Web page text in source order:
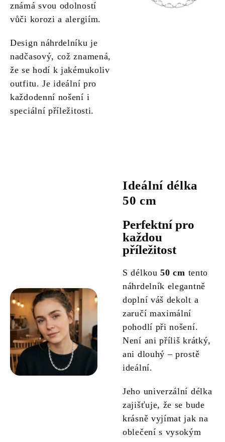
známá svou odolností
vůči korozi a alergiím.
Design náhrdelníku je
nadčasový, což znamená,
že se hodí k jakémukoliv
outfitu. Je ideální pro
každodenní nošení i
speciální příležitosti.
Ideální délka
50 cm
Perfektní pro
každou
příležitost
S délkou50 cm tento
náhrdelník elegantně
doplní váš dekolt a
zaručí maximální
pohodlí při nošení.
Není ani příliš krátký,
ani dlouhý – prostě
ideální.
Jeho univerzální délka
zajišťuje, že se bude
krásně vyjímat jak na
oblečení s vysokým